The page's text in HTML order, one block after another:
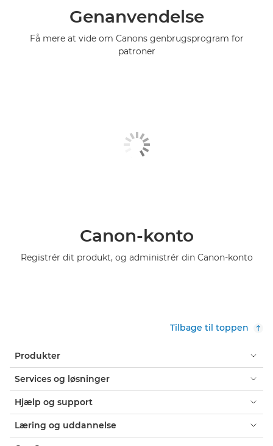
Genanvendelse
Få mere at vide om Canons genbrugsprogram for
patroner
Canon-konto
Registrér dit produkt, og administrér din Canon-konto
Tilbage til toppen
Produkter
Services og løsninger
Hjælp og support
Læring og uddannelse